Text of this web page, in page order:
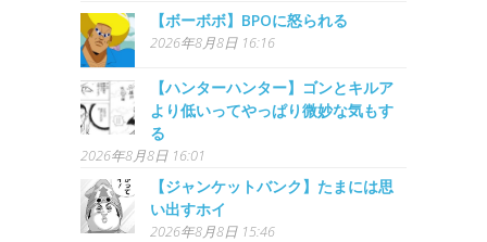
【ボーボボ】BPOに怒られる
2026年8月8日 16:16
【ハンターハンター】ゴンとキルア
より低いってやっぱり微妙な気もす
る
2026年8月8日 16:01
【ジャンケットバンク】たまには思
い出すホイ
2026年8月8日 15:46